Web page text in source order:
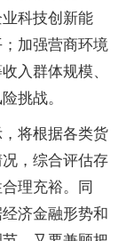
科技创新能
加强营商环境
入群体规模、
挑战。
将根据各类货
，综合评估存
理充裕。同
济金融形势和